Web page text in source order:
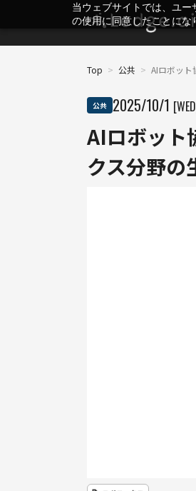
当ウェブサイトでは、ユ
の使用に同意したことにな
Top > 公共 > AIロボッ
公共 2025/10/1
AIロボッ
クス分野の